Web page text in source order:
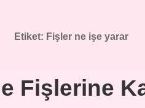
Etiket: Fişler ne işe yarar
Fişlerine